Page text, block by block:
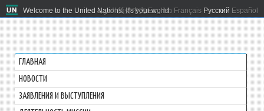
Welcome to the United Nations. It's your world.
العربية 简体中文 English Français Русский Español
ГЛАВНАЯ
HОВОСТИ
ЗАЯВЛЕНИЯ И ВЫСТУПЛЕНИЯ